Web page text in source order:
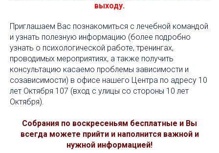
выходу.
Приглашаем Вас познакомиться с лечебной командой
и узнать полезную информацию (более подробно
узнать о психологической работе, тренингах,
проводимых мероприятиях, а также получить
консультацию касаемо проблемы зависимости и
созависимости) в офисе нашего Центра по адресу 10
лет Октября 107 (вход с улицы со стороны 10 лет
Октября).
Собрания по воскресеньям бесплатные и Вы
всегда можете прийти и наполнится важной и
нужной информацией!